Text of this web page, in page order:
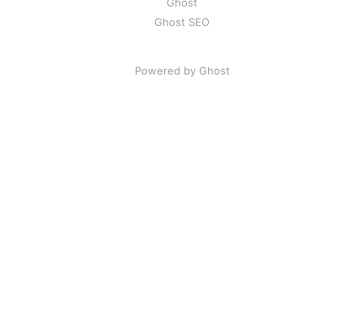
Ghost SEO
Powered by Ghost